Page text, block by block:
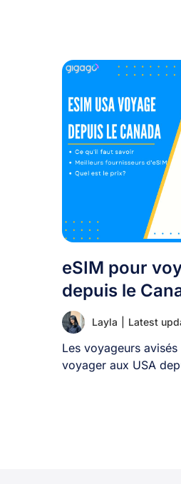
eSIM pour
depuis le
Layla Latest
Les voyageurs
voyager aux USA